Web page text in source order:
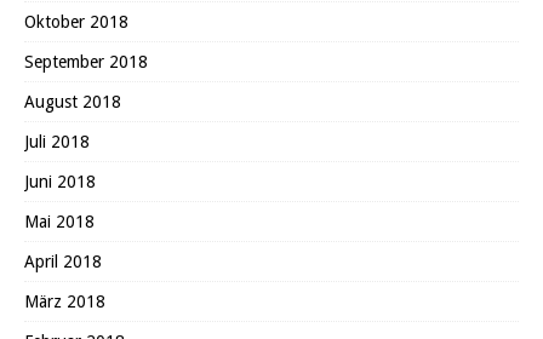
Oktober 2018
September 2018
August 2018
Juli 2018
Juni 2018
Mai 2018
April 2018
März 2018